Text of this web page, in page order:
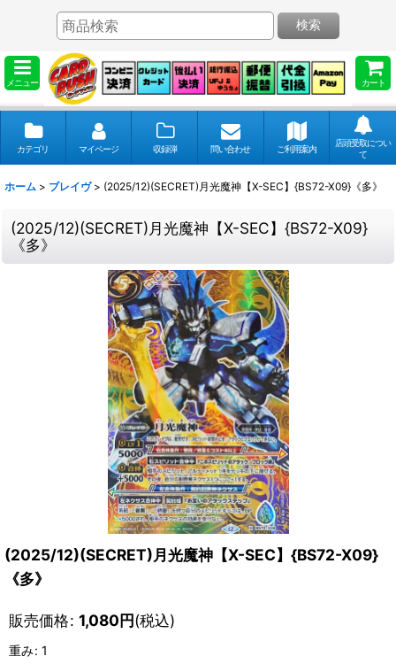
メニュー カート
検索
カテゴリ マイページ 収録弾 問い合わせ ご利用案内
店頭受取につい
て
ホーム > ブレイヴ > (2025/12)(SECRET)月光魔神【X-SEC】{BS72-X09}《多》
(2025/12)(SECRET)月光魔神【X-SEC】{BS72-X09}
《多》
(2025/12)(SECRET)月光魔神【X-SEC】{BS72-X09}
《多》
販売価格: 1,080円(税込)
重み: 1